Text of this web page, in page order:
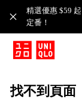
精選優惠 $59
定番！​
找不到頁面